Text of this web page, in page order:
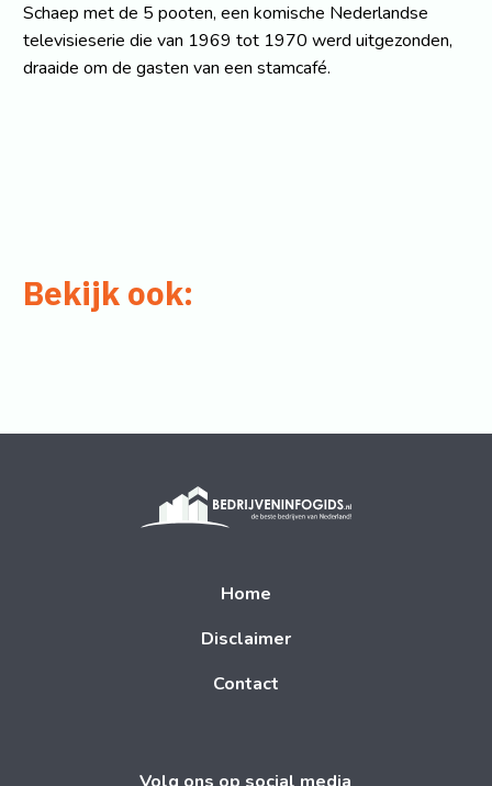
Schaep met de 5 pooten, een komische Nederlandse
televisieserie die van 1969 tot 1970 werd uitgezonden,
draaide om de gasten van een stamcafé.
Bekijk ook:
Home
Disclaimer
Contact